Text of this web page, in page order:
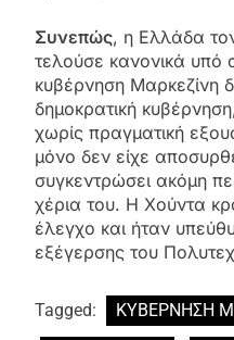
Συνεπώς, η Ελλάδα
τελούσε κανονικά υπό
κυβέρνηση Μαρκεζίνη
δημοκρατική
χωρίς πραγματική
μόνο δεν είχε
συγκεντρώσει ακόμη
χέρια του. Η Χούντα
έλεγχο και ήταν
εξέγερσης του
Tagged: ΚΥΒΕΡΝΗΣΗ